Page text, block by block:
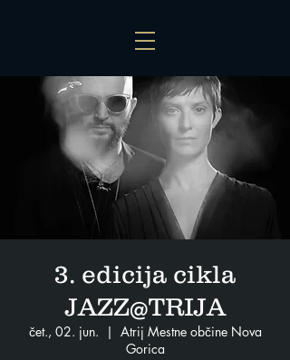
3. edicija cikla
JAZZ@TRIJA
čet., 02. jun.
  |
Atrij Mestne občine Nova
Gorica